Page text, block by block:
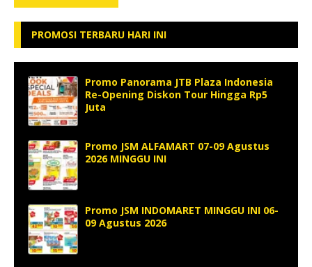
PROMOSI TERBARU HARI INI
Promo Panorama JTB Plaza Indonesia
Re-Opening Diskon Tour Hingga Rp5
Juta
Promo JSM ALFAMART 07-09 Agustus
2026 MINGGU INI
Promo JSM INDOMARET MINGGU INI 06-
09 Agustus 2026